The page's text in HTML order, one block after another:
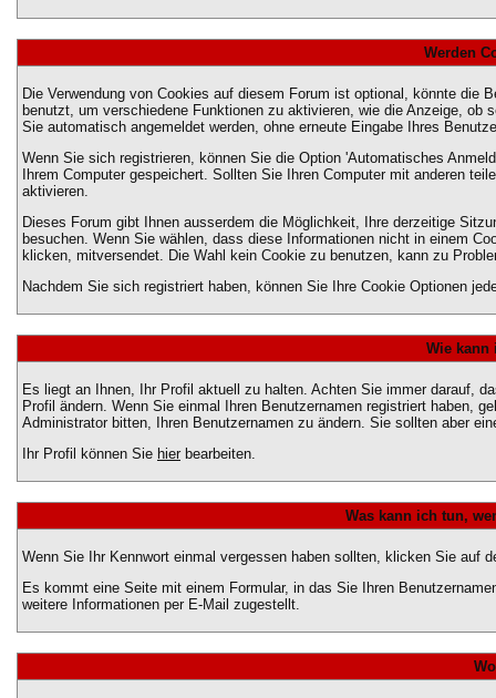
Werden
Die Verwendung von Cookies auf diesem Forum ist optional, könnte die
benutzt, um verschiedene Funktionen zu aktivieren, wie die Anzeige,
Sie automatisch angemeldet werden, ohne erneute Eingabe Ihres
Wenn Sie sich registrieren, können Sie die Option 'Automatisches
Ihrem Computer gespeichert. Sollten Sie Ihren Computer mit anderen
aktivieren.
Dieses Forum gibt Ihnen ausserdem die Möglichkeit, Ihre derzeitige
besuchen. Wenn Sie wählen, dass diese Informationen nicht in einem
klicken, mitversendet. Die Wahl kein Cookie zu benutzen, kann zu
Nachdem Sie sich registriert haben, können Sie Ihre Cookie Optionen
Wie kann
Es liegt an Ihnen, Ihr Profil aktuell zu halten. Achten Sie immer darauf,
Profil ändern. Wenn Sie einmal Ihren Benutzernamen registriert haben,
Administrator bitten, Ihren Benutzernamen zu ändern. Sie sollten aber
Ihr Profil können Sie hier bearbeiten.
Was kann ich tun,
Wenn Sie Ihr Kennwort einmal vergessen haben sollten, klicken Sie auf
Es kommt eine Seite mit einem Formular, in das Sie Ihren
weitere Informationen per E-Mail zugestellt.